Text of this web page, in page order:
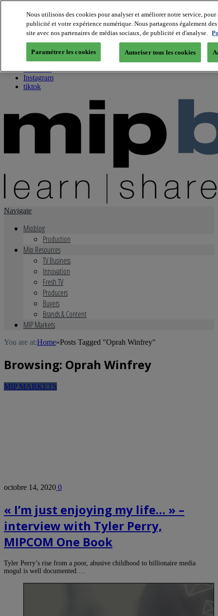
About us
Twitter
Facebook
Youtube
Instagram
tiktok
Navigate
Mipblog
Production
Mip Resources
TV Business
Innovation
Fresh TV
Producers
Buyers
Brands & Content
MIP Markets
You are at:Home»Posts Tagged "Oprah Winfrey"
Browsing: Oprah Winfrey
MIP MARKETS
octobre 14, 2020 0
« I’m just enjoying my life… » –
interview with Tyler Perry,
MIPCOM One Book
Tyler Perry’s rise from a poor, abusive childhood to billionaire media
mogul is well documented.…
Nous utilisons des cookies pour analyser et améliorer notre service,
publicité et votre expérience numérique. Nous partageons également
site avec nos partenaires de médias sociaux, de publicité et d'analyse.
Paramétrer les cookies Autoriser tous les cookies